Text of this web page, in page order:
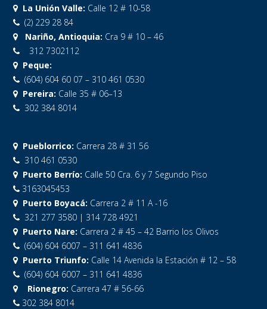
La Unión Valle: Calle 12 # 10-58
(2) 229 28 84
Nariño, Antioquia: Cra 9 # 10 – 46
312 7302112
Peque:
(604) 604 60 07 – 310 461 0530
Pereira: Calle 35 # 06–13
302 384 8014
Pueblorrico: Carrera 28 # 31 56
310 461 0530
Puerto Berrío: Calle 50 Cra. 6 y 7 Segundo Piso
3163045453
Puerto Boyacá: Carrera 2 # 11 A -16
321 277 3580 | 314 728 4921
Puerto Nare: Carrera 2 # 45 – 42 Barrio los Olivos
(604) 604 6007 – 311 641 4836
Puerto Triunfo: Calle 14 Avenida la Estación # 12 – 58
(604) 604 6007 – 311 641 4836
Rionegro: Carrera 47 # 56-66
302 384 8014